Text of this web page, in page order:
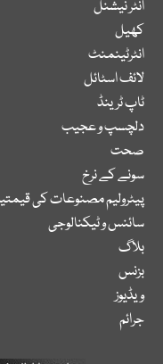
انٹر نیشنل
کھیل
انٹرٹینمنٹ
لائف اسٹائل
ٹاپ ٹرینڈ
دلچسپ و عجیب
صحت
سونے کے نرخ
پیٹرولیم مصنوعات کی
سائنس و ٹیکنالوجی
بلاگ
بزنس
ویڈیوز
جرائم